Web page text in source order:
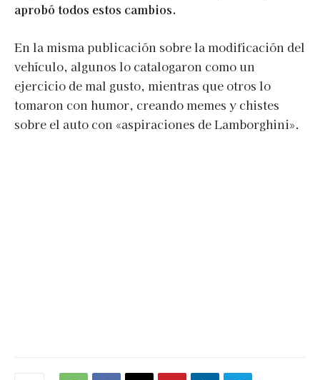
aprobó todos estos cambios.
En la misma publicación sobre la modificación del
vehículo, algunos lo catalogaron como un
ejercicio de mal gusto, mientras que otros lo
tomaron con humor, creando memes y chistes
sobre el auto con «aspiraciones de Lamborghini».